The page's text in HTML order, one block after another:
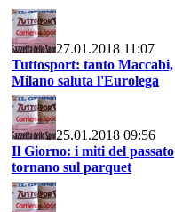
27.01.2018 11:07
Tuttosport: tanto Maccabi,
Milano saluta l'Eurolega
25.01.2018 09:56
Il Giorno: i miti del passato
tornano sul parquet